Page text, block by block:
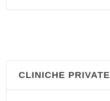
CLINICHE PRIVATE